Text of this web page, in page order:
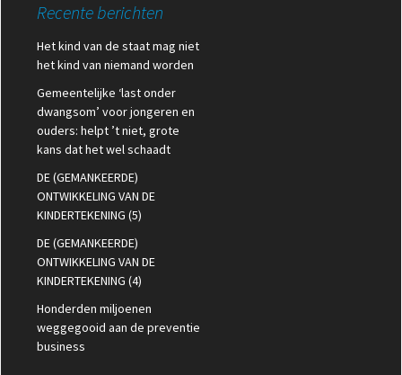
Recente berichten
Het kind van de staat mag niet
het kind van niemand worden
Gemeentelijke ‘last onder
dwangsom’ voor jongeren en
ouders: helpt ’t niet, grote
kans dat het wel schaadt
DE (GEMANKEERDE)
ONTWIKKELING VAN DE
KINDERTEKENING (5)
DE (GEMANKEERDE)
ONTWIKKELING VAN DE
KINDERTEKENING (4)
Honderden miljoenen
weggegooid aan de preventie
business